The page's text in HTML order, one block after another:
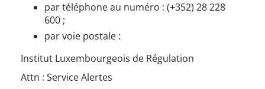
par téléphone au numéro : (+352) 28 228
600 ;
par voie postale :
Institut Luxembourgeois de Régulation
Attn : Service Alertes